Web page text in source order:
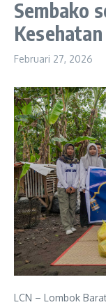
Sembako
Februari 27, 2026
LCN – Lombok